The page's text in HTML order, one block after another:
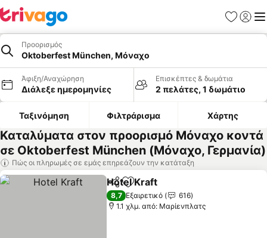
Προορισμός
Oktoberfest München, Μόναχο
Άφιξη/Αναχώρηση
Διάλεξε ημερομηνίες
Επισκέπτες & δωμάτια
2 πελάτες, 1 δωμάτιο
Ταξινόμηση Φιλτράρισμα Χάρτης
Καταλύματα στον προορισμό Μόναχο κοντά
σε Oktoberfest München (Μόναχο, Γερμανία)
Πώς οι πληρωμές σε εμάς επηρεάζουν την κατάταξη
Κοινοποίηση
Προσθήκη στα αγαπημένα
Hotel Kraft
8,7 Εξαιρετικό
616
1.1 χλμ. από: Μαρίενπλατς